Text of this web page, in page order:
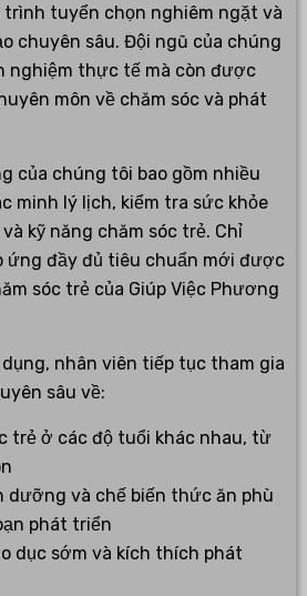
tuyển chọn nghiêm ngặt và
chuyên sâu. Đội ngũ của chúng
nghiệm thực tế mà còn được
môn về chăm sóc và phát
của chúng tôi bao gồm nhiều
minh lý lịch, kiểm tra sức khỏe
kỹ năng chăm sóc trẻ. Chỉ
ứng đầy đủ tiêu chuẩn mới được
sóc trẻ của Giúp Việc Phương
nhân viên tiếp tục tham gia
sâu về:
trẻ ở các độ tuổi khác nhau, từ
dưỡng và chế biến thức ăn phù
phát triển
dục sớm và kích thích phát